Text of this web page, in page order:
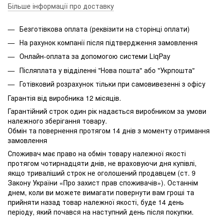
Більше інформації про доставку
Безготівкова оплата (реквізити на сторінці оплати)
На рахунок компанії після підтвердження замовлення
Онлайн-оплата за допомогою системи LiqPay
Післяплата у відділенні "Нова пошта" або "Укрпошта"
Готівковий розрахунок тільки при самовивезенні з офісу
Гарантія від виробника 12 місяців.
Гарантійний строк один рік надається виробником за умови
належного зберігання товару.
Обмін та повернення протягом 14 днів з моменту отримання
замовлення
Споживач має право на обмін товару належної якості
протягом чотирнадцяти днів, не враховуючи дня купівлі,
якщо триваліший строк не оголошений продавцем (ст. 9
Закону України «Про захист прав споживачів»). Останнім
днем, коли ви можете вимагати повернути вам гроші та
прийняти назад товар належної якості, буде 14 день
періоду, який почався на наступний день після покупки.